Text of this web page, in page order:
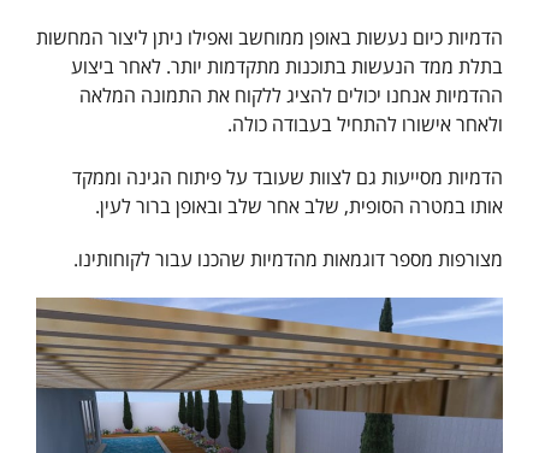
הדמיות כיום נעשות באופן ממוחשב ואפילו ניתן ליצור המחשות
בתלת ממד הנעשות בתוכנות מתקדמות יותר. לאחר ביצוע
ההדמיות אנחנו יכולים להציג ללקוח את התמונה המלאה
ולאחר אישורו להתחיל בעבודה כולה.
הדמיות מסייעות גם לצוות שעובד על פיתוח הגינה וממקד
אותו במטרה הסופית, שלב אחר שלב ובאופן ברור לעין.
מצורפות מספר דוגמאות מהדמיות שהכנו עבור לקוחותינו.